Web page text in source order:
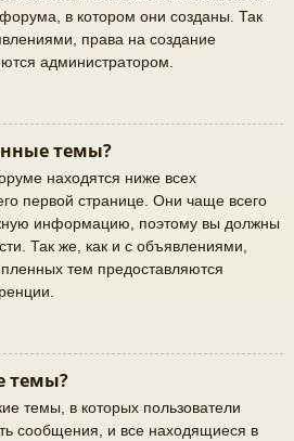
в котором они созданы. Так
права на создание
администратором.
темы?
находятся ниже всех
первой странице. Они чаще всего
информацию, поэтому вы должны
Так же, как и с объявлениями,
тем предоставляются
темы?
темы, в которых пользователи
сообщения, и все находящиеся в